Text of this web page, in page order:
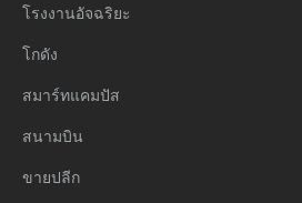
โรงงานอัจฉริยะ
โกดัง
สมาร์ทแคมปัส
สนามบิน
ขายปลีก